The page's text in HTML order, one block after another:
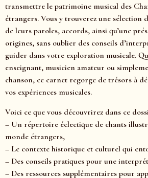
transmettre le patrimoine musical des
étrangers. Vous y trouverez une sélection
de leurs paroles, accords, ainsi qu’une
origines, sans oublier des conseils
guider dans votre exploration musicale.
enseignant, musicien amateur ou
chanson, ce carnet regorge de trésors à
vos expériences musicales.
Voici ce que vous découvrirez dans ce
– Un répertoire éclectique de chants
monde étrangers,
– Le contexte historique et culturel qui
– Des conseils pratiques pour une
– Des ressources supplémentaires pour